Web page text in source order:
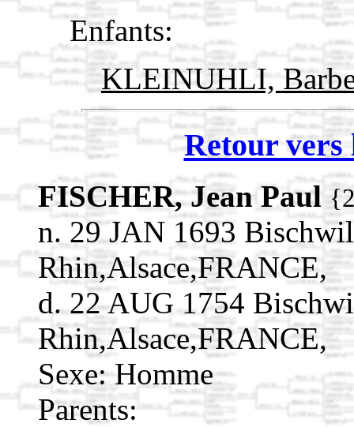
Enfants:
KLEINUHLI,
Retour vers
FISCHER, Jean Paul
n. 29 JAN 1693
Rhin,Alsace,FRANCE,
d. 22 AUG 1754
Rhin,Alsace,FRANCE,
Sexe: Homme
Parents: